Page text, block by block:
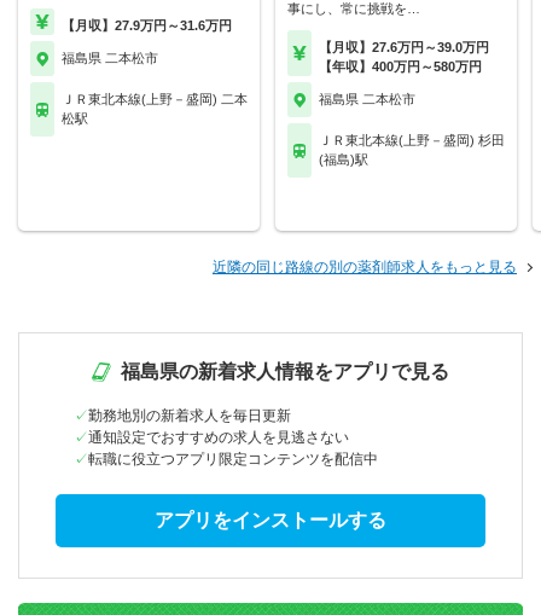
【月収】27.9万円～31.6万円
福島県 二本松市
ＪＲ東北本線(上野－盛岡) 二本
松駅
事にし、常に挑戦を…
【月収】27.6万円～39.0万円
【年収】400万円～580万円
福島県 二本松市
ＪＲ東北本線(上野－盛岡) 杉田
(福島)駅
近隣の同じ路線の別の薬剤師求人をもっと見る
福島県の新着求人情報をアプリで見る
勤務地別の新着求人を毎日更新
通知設定でおすすめの求人を見逃さない
転職に役立つアプリ限定コンテンツを配信中
アプリをインストールする